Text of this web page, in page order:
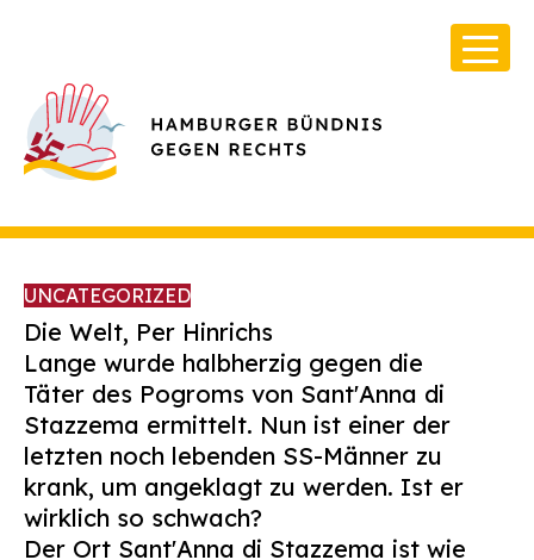
Über Uns
Infos & Broschüren
Archiv
Kontakt
UNCATEGORIZED
Die Welt, Per Hinrichs
Lange wurde halbherzig gegen die
Täter des Pogroms von Sant'Anna di
Stazzema ermittelt. Nun ist einer der
letzten noch lebenden SS-Männer zu
krank, um angeklagt zu werden. Ist er
wirklich so schwach?
Der Ort Sant'Anna di Stazzema ist wie